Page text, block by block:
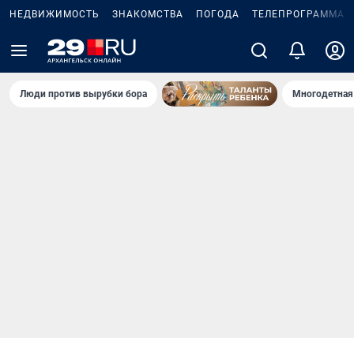
НЕДВИЖИМОСТЬ ЗНАКОМСТВА ПОГОДА ТЕЛЕПРОГРАММА
Люди против вырубки бора